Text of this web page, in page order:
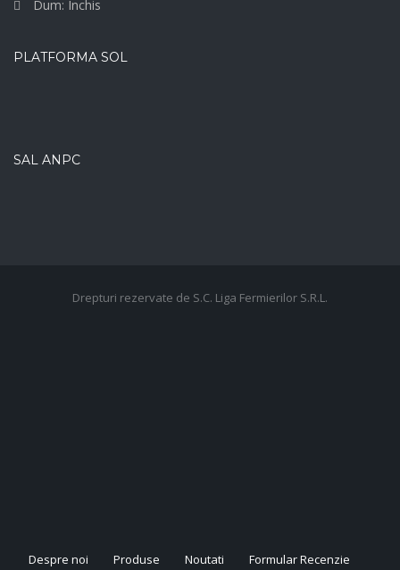
Dum: Inchis
PLATFORMA SOL
SAL ANPC
Drepturi rezervate de S.C. Liga Fermierilor S.R.L.
Despre noi Produse Noutati Formular Recenzie